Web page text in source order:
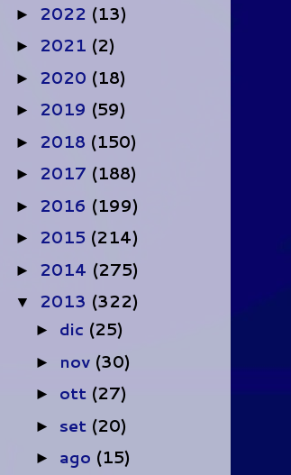
► 2022 (13)
► 2021 (2)
► 2020 (18)
► 2019 (59)
► 2018 (150)
► 2017 (188)
► 2016 (199)
► 2015 (214)
► 2014 (275)
▼ 2013 (322)
► dic (25)
► nov (30)
► ott (27)
► set (20)
► ago (15)